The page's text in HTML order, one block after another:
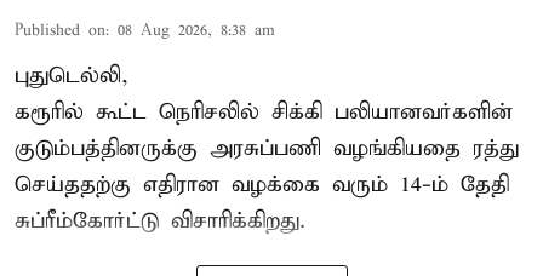
Published on: 08 Aug 2026, 8:38 am
புதுடெல்லி,
கரூரில் கூட்ட நெரிசலில் சிக்கி பலியானவர்களின்
குடும்பத்தினருக்கு அரசுப்பணி வழங்கியதை ரத்து
செய்ததற்கு எதிரான வழக்கை வரும் 14-ம் தேதி
சுப்ரீம்கோர்ட்டு விசாரிக்கிறது.